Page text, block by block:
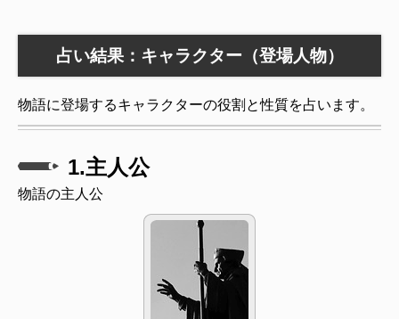
占い結果：キャラクター（登場人物）
物語に登場するキャラクターの役割と性質を占います。
1.主人公
物語の主人公